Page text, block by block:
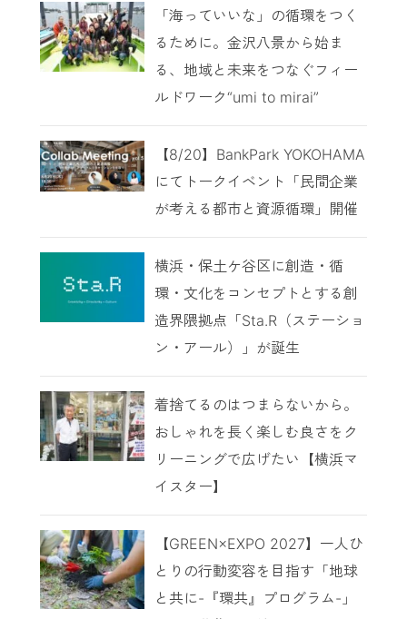
「海っていいな」の循環をつく
るために。金沢八景から始ま
る、地域と未来をつなぐフィー
ルドワーク“umi to mirai”
【8/20】BankPark YOKOHAMA
にてトークイベント「民間企業
が考える都市と資源循環」開催
横浜・保土ケ谷区に創造・循
環・文化をコンセプトとする創
造界隈拠点「Sta.R（ステーショ
ン・アール）」が誕生
着捨てるのはつまらないから。
おしゃれを長く楽しむ良さをク
リーニングで広げたい【横浜マ
イスター】
【GREEN×EXPO 2027】一人ひ
とりの行動変容を目指す「地球
と共に-『環共』プログラム-」